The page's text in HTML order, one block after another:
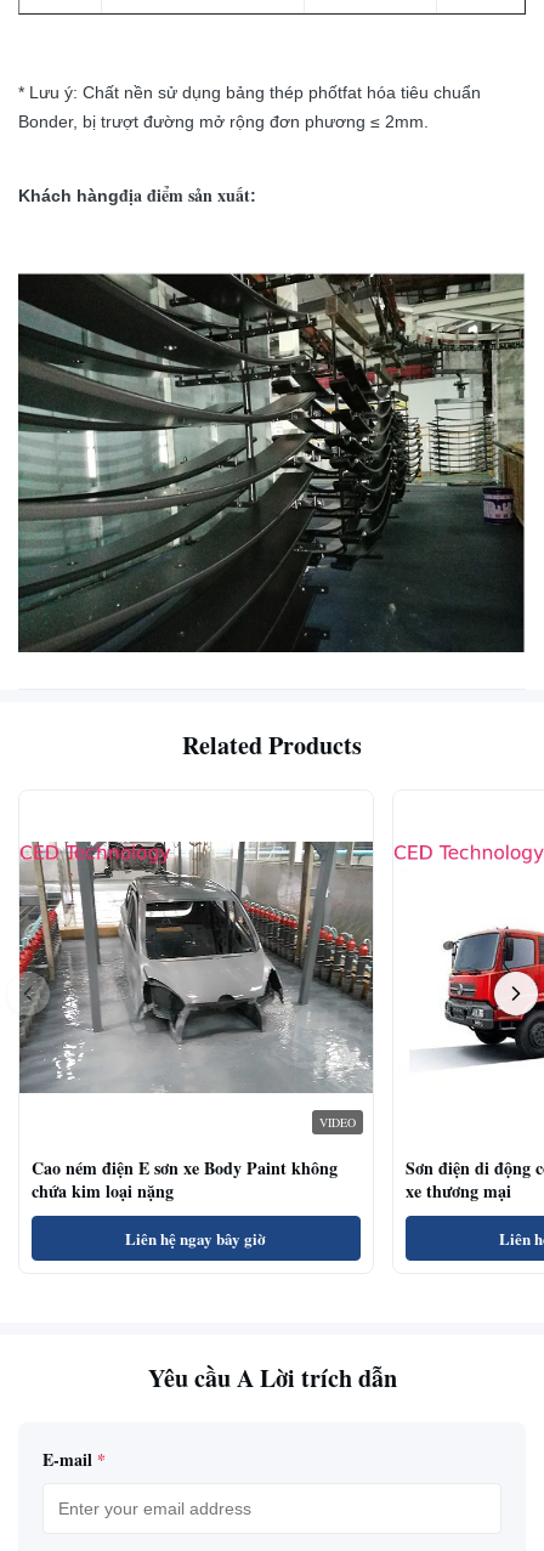
* Lưu ý: Chất nền sử dụng bảng thép phốtfat hóa tiêu chuẩn
Bonder, bị trượt đường mở rộng đơn phương ≤ 2mm.
Khách hàngđịa điểm sản xuất:
Related Products
VIDEO
Cao ném điện E sơn xe Body Paint không
chứa kim loại nặng
Liên hệ ngay bây giờ
Sơn điện di động
xe thương mại
Liên
Yêu cầu A Lời trích dẫn
E-mail *